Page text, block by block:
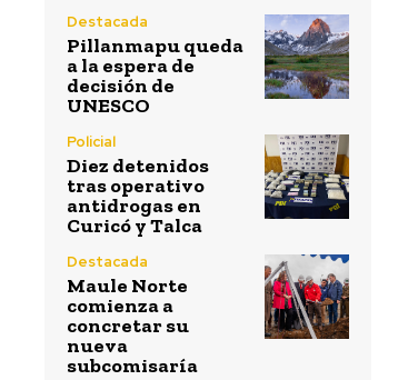
Destacada
Pillanmapu queda
a la espera de
decisión de
UNESCO
Policial
Diez detenidos
tras operativo
antidrogas en
Curicó y Talca
Destacada
Maule Norte
comienza a
concretar su
nueva
subcomisaría